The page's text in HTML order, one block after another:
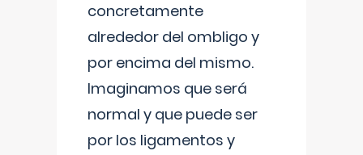
concretamente
alrededor del ombligo y
por encima del mismo.
Imaginamos que será
normal y que puede ser
por los ligamentos y